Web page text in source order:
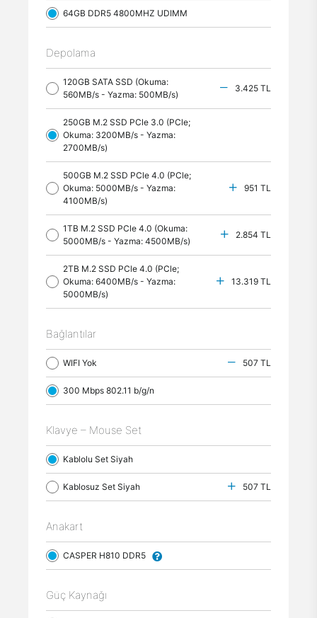
64GB DDR5 4800MHZ UDIMM
Depolama
120GB SATA SSD (Okuma:
560MB/s - Yazma: 500MB/s)
3.425 TL
250GB M.2 SSD PCle 3.0 (PCle;
Okuma: 3200MB/s - Yazma:
2700MB/s)
500GB M.2 SSD PCle 4.0 (PCle;
Okuma: 5000MB/s - Yazma:
4100MB/s)
951 TL
1TB M.2 SSD PCle 4.0 (Okuma:
5000MB/s - Yazma: 4500MB/s)
2.854 TL
2TB M.2 SSD PCle 4.0 (PCle;
Okuma: 6400MB/s - Yazma:
5000MB/s)
13.319 TL
Bağlantılar
WIFI Yok 507 TL
300 Mbps 802.11 b/g/n
Klavye – Mouse Set
Kablolu Set Siyah
Kablosuz Set Siyah 507 TL
Anakart
CASPER H810 DDR5
Güç Kaynağı